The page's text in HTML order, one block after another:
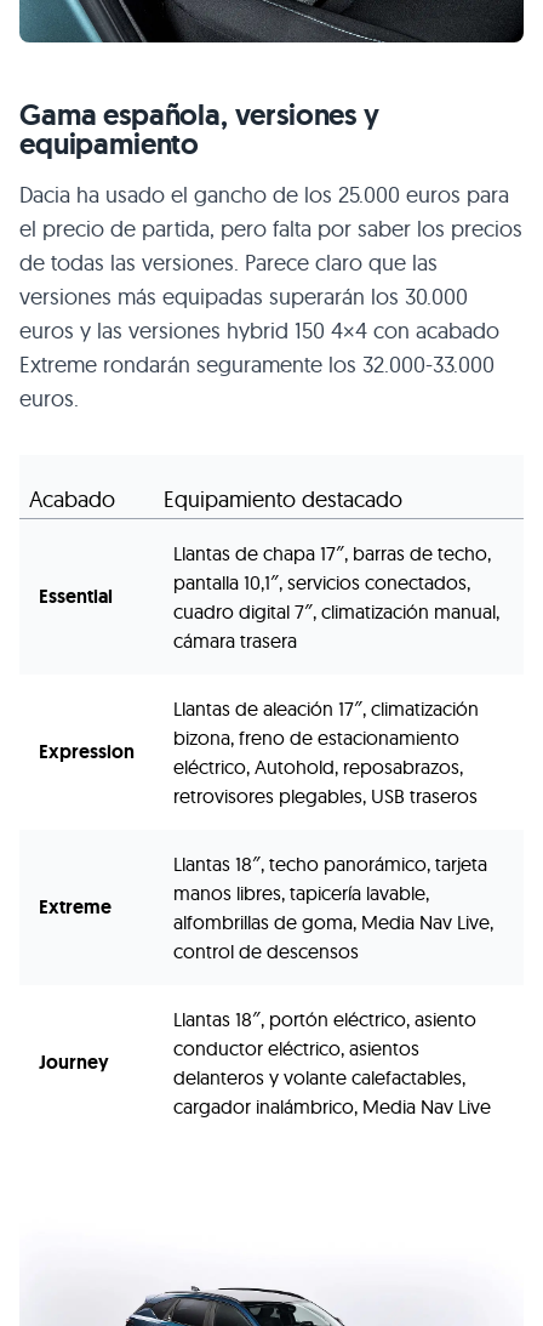
Gama española, versiones y
equipamiento
Dacia ha usado el gancho de los 25.000 euros para
el precio de partida, pero falta por saber los precios
de todas las versiones. Parece claro que las
versiones más equipadas superarán los 30.000
euros y las versiones hybrid 150 4×4 con acabado
Extreme rondarán seguramente los 32.000-33.000
euros.
Acabado Equipamiento destacado
Essential
Llantas de chapa 17″, barras de techo,
pantalla 10,1″, servicios conectados,
cuadro digital 7″, climatización manual,
cámara trasera
Expression
Llantas de aleación 17″, climatización
bizona, freno de estacionamiento
eléctrico, Autohold, reposabrazos,
retrovisores plegables, USB traseros
Extreme
Llantas 18″, techo panorámico, tarjeta
manos libres, tapicería lavable,
alfombrillas de goma, Media Nav Live,
control de descensos
Journey
Llantas 18″, portón eléctrico, asiento
conductor eléctrico, asientos
delanteros y volante calefactables,
cargador inalámbrico, Media Nav Live